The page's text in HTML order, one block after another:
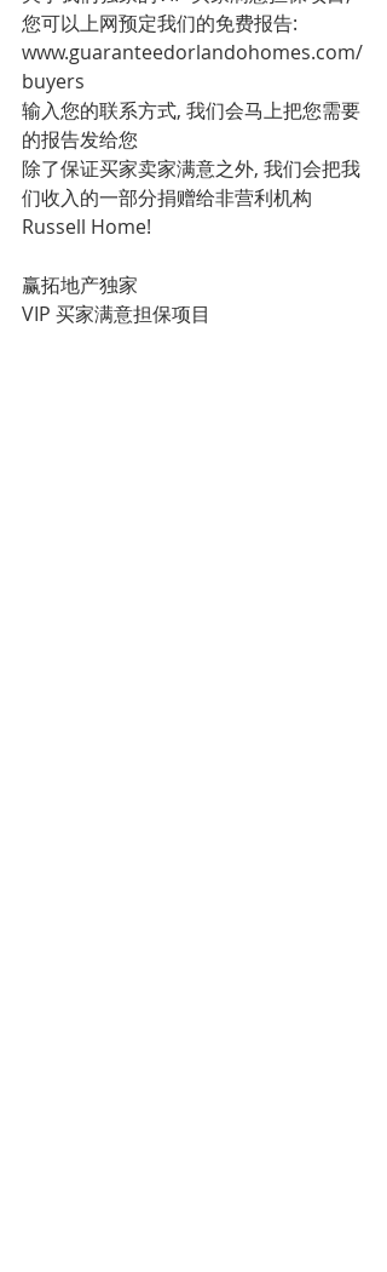
您可以上网预定我们的免费报告:
www.guaranteedorlandohomes.com/
buyers
输入您的联系方式, 我们会马上把您需要
的报告发给您
除了保证买家卖家满意之外, 我们会把我
们收入的一部分捐赠给非营利机构
Russell Home!
赢拓地产独家
VIP 买家满意担保项目